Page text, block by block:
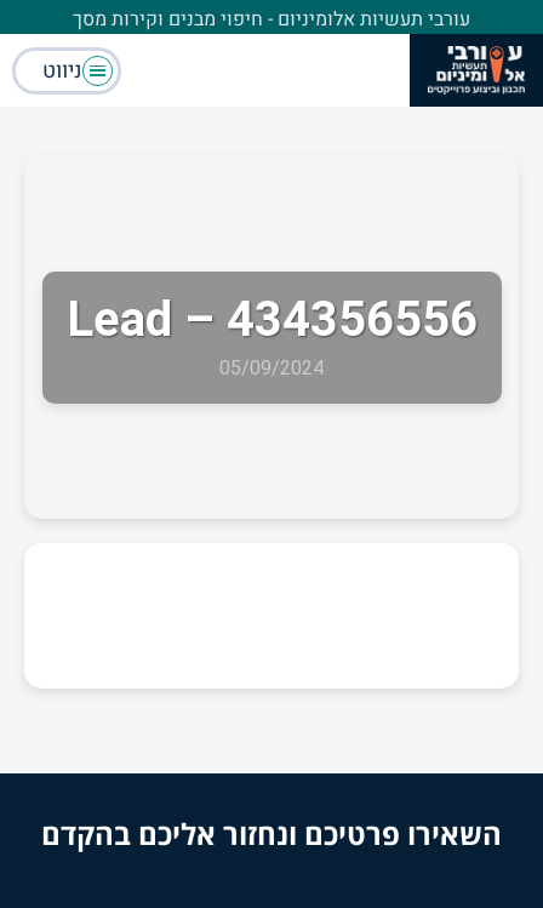
עורבי תעשיות אלומיניום - חיפוי מבנים וקירות מסך
ניווט
Lead – 434356556
05/09/2024
השאירו פרטיכם ונחזור אליכם בהקדם